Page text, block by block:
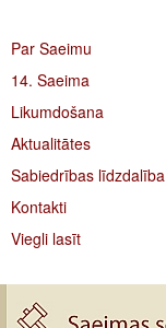
Par Saeimu
14. Saeima
Likumdošana
Aktualitātes
Sabiedrības līdzdalība
Kontakti
Viegli lasīt